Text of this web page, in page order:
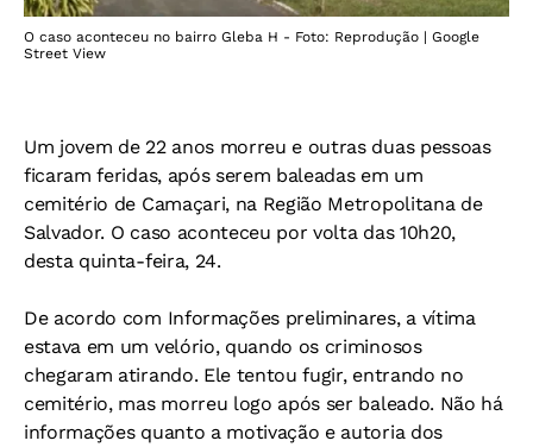
O caso aconteceu no bairro Gleba H - Foto: Reprodução | Google
Street View
Um jovem de 22 anos morreu e outras duas pessoas
ficaram feridas, após serem baleadas em um
cemitério de Camaçari, na Região Metropolitana de
Salvador. O caso aconteceu por volta das 10h20,
desta quinta-feira, 24.
De acordo com Informações preliminares, a vítima
estava em um velório, quando os criminosos
chegaram atirando. Ele tentou fugir, entrando no
cemitério, mas morreu logo após ser baleado. Não há
informações quanto a motivação e autoria dos